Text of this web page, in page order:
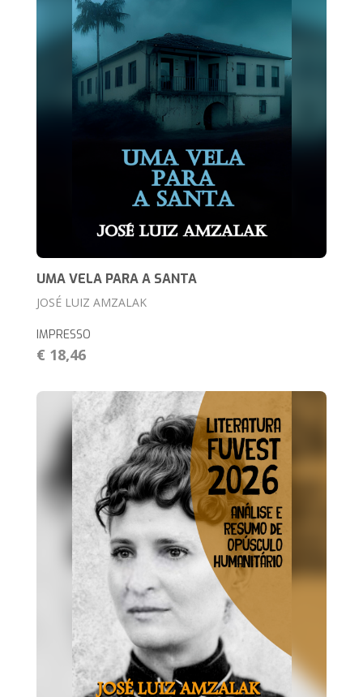
UMA VELA PARA A SANTA
JOSÉ LUIZ AMZALAK
IMPRESSO
€ 18,46